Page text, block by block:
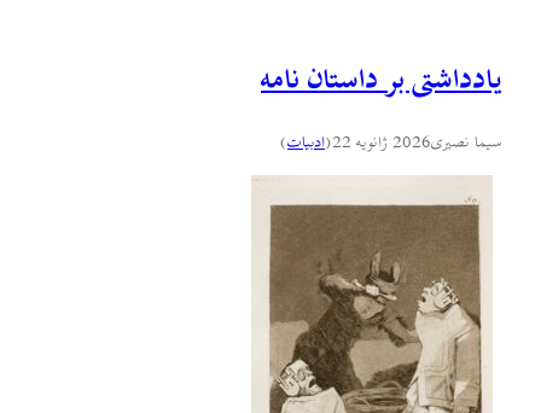
یادداشتی بر داستان نامه
سیما نصیری2026 ژانویه 22 (ادبيات)